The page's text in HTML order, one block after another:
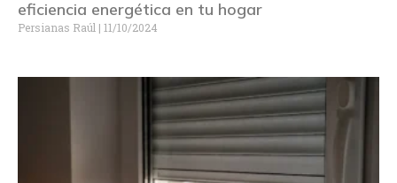
eficiencia energética en tu hogar
Persianas Raúl 11/10/2024